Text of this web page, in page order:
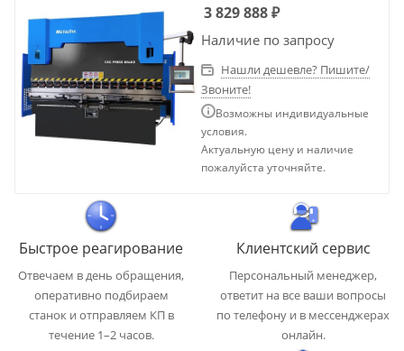
3 829 888₽
Наличие по запросу
Нашли дешевле? Пишите/
Звоните!
Возможны индивидуальные
условия.
Актуальную цену и наличие
пожалуйста уточняйте.
Быстрое реагирование
Отвечаем в день обращения,
оперативно подбираем
станок и отправляем КП в
течение 1–2 часов.
Клиентский сервис
Персональный менеджер,
ответит на все ваши вопросы
по телефону и в мессенджерах
онлайн.